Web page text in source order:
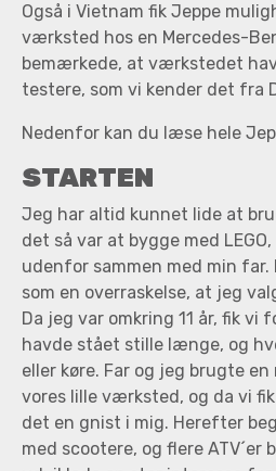
Også i Vietnam fik Jeppe
værksted hos en Mercedes-
bemærkede, at værkstedet
testere, som vi kender det fra
Nedenfor kan du læse hele
STARTEN
Jeg har altid kunnet lide at
det så var at bygge med
udenfor sammen med min far.
som en overraskelse, at jeg
Da jeg var omkring 11 år, fik vi
havde stået stille længe, og
eller køre. Far og jeg brugte
vores lille værksted, og da vi
det en gnist i mig. Herefter
med scootere, og flere ATV´er